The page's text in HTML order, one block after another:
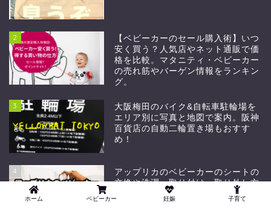
2
【ベビーカーのセール購入術】いつ
安く買う？人気店やネット通販で価
格を比較。マタニティ・ベビーカー
の売れ筋やバーゲン情報をランキン
グ。
3
大阪梅田のバイク&自転車駐輪場を
エリア別に写真と地図で案内。阪神
百貨店の自動二輪置き場もおすす
め！
4
アップリカのベビーカーのシートの
交換や洗濯、取り付け・取り外し方
の解説 | ベビーカージャーナリスト
のイエローハットの子育てブログ
ホーム ベビーカー 妊娠 子育て